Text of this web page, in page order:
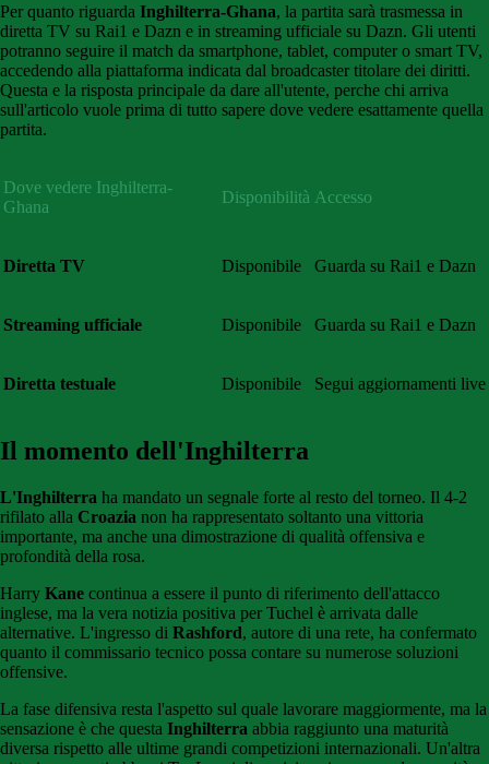
Per quanto riguarda Inghilterra-Ghana, la partita sarà trasmessa in
diretta TV su Rai1 e Dazn e in streaming ufficiale su Dazn. Gli utenti
potranno seguire il match da smartphone, tablet, computer o smart TV,
accedendo alla piattaforma indicata dal broadcaster titolare dei diritti.
Questa e la risposta principale da dare all'utente, perche chi arriva
sull'articolo vuole prima di tutto sapere dove vedere esattamente quella
partita.
Dove vedere Inghilterra-
Ghana
Disponibilità Accesso
Diretta TV Disponibile Guarda su Rai1 e Dazn
Streaming ufficiale Disponibile Guarda su Rai1 e Dazn
Diretta testuale Disponibile Segui aggiornamenti live
Il momento dell'Inghilterra
L'Inghilterra ha mandato un segnale forte al resto del torneo. Il 4-2
rifilato alla Croazia non ha rappresentato soltanto una vittoria
importante, ma anche una dimostrazione di qualità offensiva e
profondità della rosa.
Harry Kane continua a essere il punto di riferimento dell'attacco
inglese, ma la vera notizia positiva per Tuchel è arrivata dalle
alternative. L'ingresso di Rashford, autore di una rete, ha confermato
quanto il commissario tecnico possa contare su numerose soluzioni
offensive.
La fase difensiva resta l'aspetto sul quale lavorare maggiormente, ma la
sensazione è che questa Inghilterra abbia raggiunto una maturità
diversa rispetto alle ultime grandi competizioni internazionali. Un'altra